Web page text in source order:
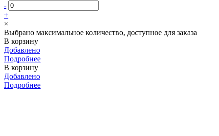
-
+
×
Выбрано максимальное количество, доступное для заказа
В корзину
Добавлено
Подробнее
В корзину
Добавлено
Подробнее